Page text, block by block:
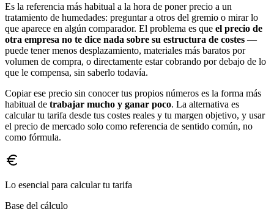
Es la referencia más habitual a la hora de poner precio a un
tratamiento de humedades: preguntar a otros del gremio o mirar lo
que aparece en algún comparador. El problema es que el precio de
otra empresa no te dice nada sobre su estructura de costes —
puede tener menos desplazamiento, materiales más baratos por
volumen de compra, o directamente estar cobrando por debajo de lo
que le compensa, sin saberlo todavía.
Copiar ese precio sin conocer tus propios números es la forma más
habitual de trabajar mucho y ganar poco. La alternativa es
calcular tu tarifa desde tus costes reales y tu margen objetivo, y usar
el precio de mercado solo como referencia de sentido común, no
como fórmula.
Lo esencial para calcular tu tarifa
Base del cálculo